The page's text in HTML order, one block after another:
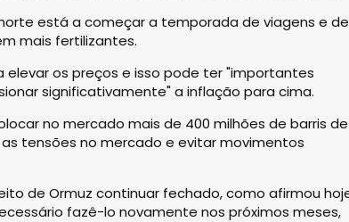
está a começar a temporada de viagens e de
mais fertilizantes.
os preços e isso pode ter "importantes
significativamente" a inflação para cima.
no mercado mais de 400 milhões de barris de
tensões no mercado e evitar movimentos
de Ormuz continuar fechado, como afirmou
fazê-lo novamente nos próximos meses,